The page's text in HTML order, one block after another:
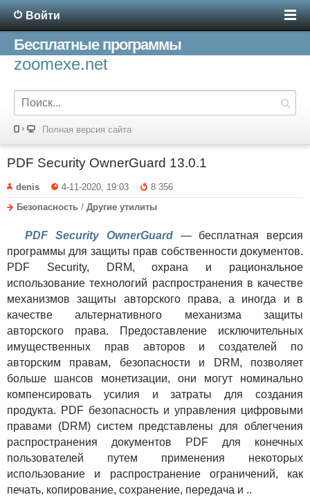
Войти
Бесплатные программы
zoomexe.net
Полная версия сайта
PDF Security OwnerGuard 13.0.1
denis 4-11-2020, 19:03
8 356
Безопасность / Другие утилиты
PDF Security OwnerGuard— бесплатная версия
программы для защиты прав собственности документов.
PDF Security, DRM, охрана и рациональное
использование технологий распространения в качестве
механизмов защиты авторского права, а иногда и в
качестве альтернативного механизма защиты
авторского права. Предоставление исключительных
имущественных прав авторов и создателей по
авторским правам, безопасности и DRM, позволяет
больше шансов монетизации, они могут номинально
компенсировать усилия и затраты для создания
продукта. PDF безопасность и управления цифровыми
правами (DRM) систем представлены для облегчения
распространения документов PDF для конечных
пользователей путем применения некоторых
использование и распространение ограничений, как
печать, копирование, сохранение, передача и ..